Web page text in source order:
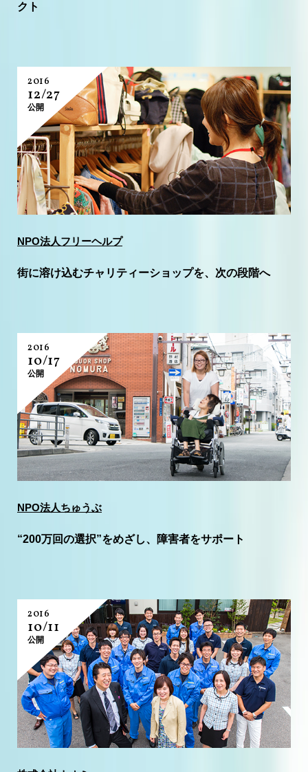
クト
2016
12/27
公開
NPO法人フリーヘルプ
街に溶け込むチャリティーショップを、次の段階へ
2016
10/17
公開
NPO法人ちゅうぶ
“200万回の選択”をめざし、障害者をサポート
2016
10/11
公開